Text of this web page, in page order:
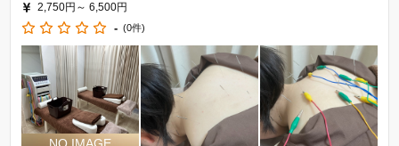
2,750円～ 6,500円
- (0件)